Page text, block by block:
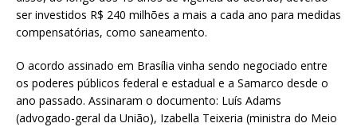
ser investidos R$ 240 milhões a mais a cada ano para medidas
compensatórias, como saneamento.
O acordo assinado em Brasília vinha sendo negociado entre
os poderes públicos federal e estadual e a Samarco desde o
ano passado. Assinaram o documento: Luís Adams
(advogado-geral da União), Izabella Teixeria (ministra do Meio